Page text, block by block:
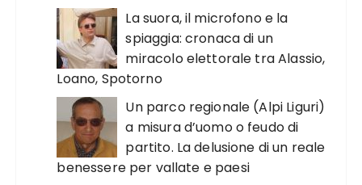
La suora, il microfono e la
spiaggia: cronaca di un
miracolo elettorale tra Alassio,
Loano, Spotorno
Un parco regionale (Alpi Liguri)
a misura d’uomo o feudo di
partito. La delusione di un reale
benessere per vallate e paesi